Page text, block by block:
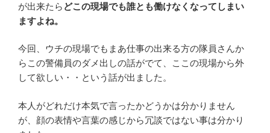
が出来たら どこの現場でも誰とも働けなくなってしまい
ますよね。
今回、ウチの現場でもまあ仕事の出来る方の隊員さんか
らこの警備員のダメ出しの話がでて、ここの現場から外
して欲しい・・という話が出ました。
本人がどれだけ本気で言ったかどうかは分かりません
が、顔の表情や言葉の感じから冗談ではない事は分かり